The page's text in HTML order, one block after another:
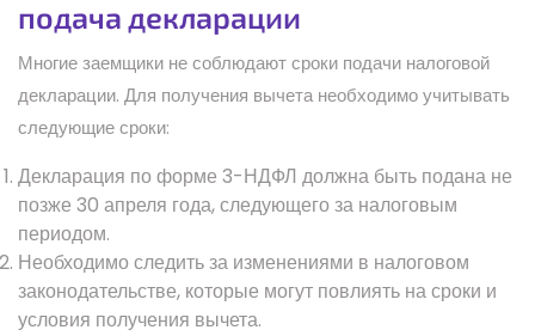
подача декларации
Многие заемщики не соблюдают сроки подачи налоговой
декларации. Для получения вычета необходимо учитывать
следующие сроки:
Декларация по форме 3-НДФЛ должна быть подана не
позже 30 апреля года, следующего за налоговым
периодом.
Необходимо следить за изменениями в налоговом
законодательстве, которые могут повлиять на сроки и
условия получения вычета.